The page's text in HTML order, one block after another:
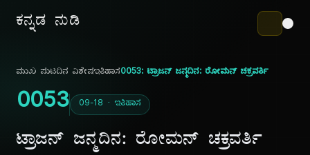
ಕನ್ನಡ ನುಡಿ
ಮುಖ ಪುಟದಿನ ವಿಶೇಷಇತಿಹಾಸ0053: ಟ್ರಾಜನ್ ಜನ್ಮದಿನ: ರೋಮನ್ ಚಕ್ರವರ್ತಿ
0053 09-18 · ಇತಿಹಾಸ
ಟ್ರಾಜನ್ ಜನ್ಮದಿನ: ರೋಮನ್ ಚಕ್ರವರ್ತಿ